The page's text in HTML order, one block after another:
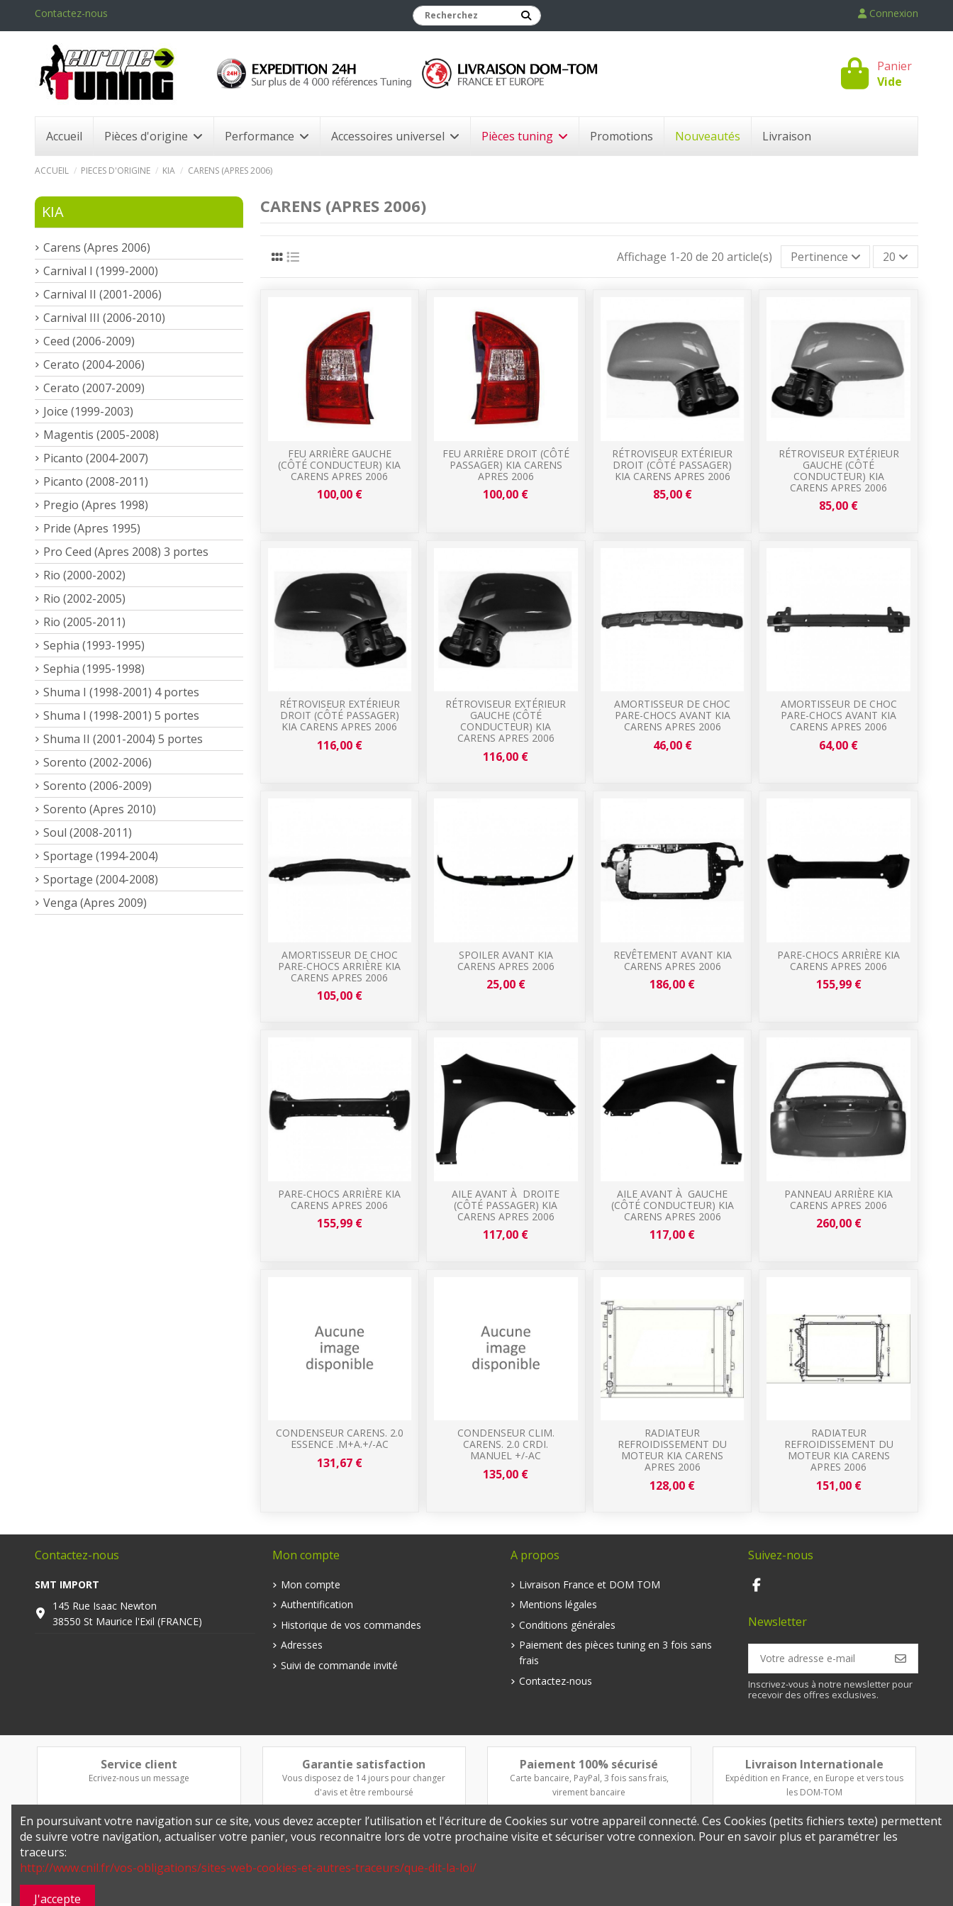
Contactez-nous Connexion
Panier
Vide
Accueil Pièces d'origine Performance Accessoires universel Pièces tuning Promotions Nouveautés Livraison
ACCUEIL PIECES D'ORIGINE KIA CARENS (APRES 2006)
CARENS (APRES 2006)
Affichage 1-20 de 20 article(s) Pertinence 20
FEU ARRIÈRE GAUCHE
(CÔTÉ CONDUCTEUR) KIA
CARENS APRES 2006
100,00 €
FEU ARRIÈRE DROIT (CÔTÉ
PASSAGER) KIA CARENS
APRES 2006
100,00 €
RÉTROVISEUR EXTÉRIEUR
DROIT (CÔTÉ PASSAGER)
KIA CARENS APRES 2006
85,00 €
RÉTROVISEUR EXTÉRIEUR
GAUCHE (CÔTÉ
CONDUCTEUR) KIA
CARENS APRES 2006
85,00 €
RÉTROVISEUR EXTÉRIEUR
DROIT (CÔTÉ PASSAGER)
KIA CARENS APRES 2006
116,00 €
RÉTROVISEUR EXTÉRIEUR
GAUCHE (CÔTÉ
CONDUCTEUR) KIA
CARENS APRES 2006
116,00 €
AMORTISSEUR DE CHOC
PARE-CHOCS AVANT KIA
CARENS APRES 2006
46,00 €
AMORTISSEUR DE CHOC
PARE-CHOCS AVANT KIA
CARENS APRES 2006
64,00 €
AMORTISSEUR DE CHOC
PARE-CHOCS ARRIÈRE KIA
CARENS APRES 2006
105,00 €
SPOILER AVANT KIA
CARENS APRES 2006
25,00 €
REVÊTEMENT AVANT KIA
CARENS APRES 2006
186,00 €
PARE-CHOCS ARRIÈRE KIA
CARENS APRES 2006
155,99 €
PARE-CHOCS ARRIÈRE KIA
CARENS APRES 2006
155,99 €
AILE AVANT À DROITE
(CÔTÉ PASSAGER) KIA
CARENS APRES 2006
117,00 €
AILE AVANT À GAUCHE
(CÔTÉ CONDUCTEUR) KIA
CARENS APRES 2006
117,00 €
PANNEAU ARRIÈRE KIA
CARENS APRES 2006
260,00 €
CONDENSEUR CARENS. 2.0
ESSENCE .M+A.+/-AC
131,67 €
CONDENSEUR CLIM.
CARENS. 2.0 CRDI.
MANUEL +/-AC
135,00 €
RADIATEUR
REFROIDISSEMENT DU
MOTEUR KIA CARENS
APRES 2006
128,00 €
RADIATEUR
REFROIDISSEMENT DU
MOTEUR KIA CARENS
APRES 2006
151,00 €
KIA
Carens (Apres 2006)
Carnival I (1999-2000)
Carnival II (2001-2006)
Carnival III (2006-2010)
Ceed (2006-2009)
Cerato (2004-2006)
Cerato (2007-2009)
Joice (1999-2003)
Magentis (2005-2008)
Picanto (2004-2007)
Picanto (2008-2011)
Pregio (Apres 1998)
Pride (Apres 1995)
Pro Ceed (Apres 2008) 3 portes
Rio (2000-2002)
Rio (2002-2005)
Rio (2005-2011)
Sephia (1993-1995)
Sephia (1995-1998)
Shuma I (1998-2001) 4 portes
Shuma I (1998-2001) 5 portes
Shuma II (2001-2004) 5 portes
Sorento (2002-2006)
Sorento (2006-2009)
Sorento (Apres 2010)
Soul (2008-2011)
Sportage (1994-2004)
Sportage (2004-2008)
Venga (Apres 2009)
Contactez-nous
SMT IMPORT
145 Rue Isaac Newton
38550 St Maurice l'Exil (FRANCE)
Mon compte
Mon compte
Authentification
Historique de vos commandes
Adresses
Suivi de commande invité
A propos
Livraison France et DOM TOM
Mentions légales
Conditions générales
Paiement des pièces tuning en 3 fois sans
frais
Contactez-nous
Suivez-nous
Newsletter
Inscrivez-vous à notre newsletter pour
recevoir des offres exclusives.
Service client
Ecrivez-nous un message
Garantie satisfaction
Vous disposez de 14 jours pour changer
d'avis et être remboursé
Paiement 100% sécurisé
Carte bancaire, PayPal, 3 fois sans frais,
virement bancaire
Livraison Internationale
Expédition en France, en Europe et vers tous
les DOM-TOM
En poursuivant votre navigation sur ce site, vous devez accepter l’utilisation et l'écriture de Cookies sur votre appareil connecté. Ces Cookies (petits fichiers texte) permettent
de suivre votre navigation, actualiser votre panier, vous reconnaitre lors de votre prochaine visite et sécuriser votre connexion. Pour en savoir plus et paramétrer les
traceurs:
http://www.cnil.fr/vos-obligations/sites-web-cookies-et-autres-traceurs/que-dit-la-loi/
J'accepte